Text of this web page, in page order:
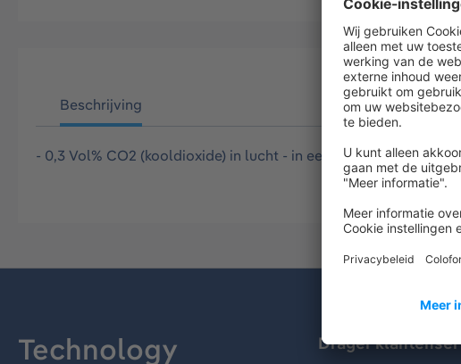
Beschrijving
- 0,3 Vol% CO2 (kooldioxide) in lucht - in een aluminium
Technology
Dräger